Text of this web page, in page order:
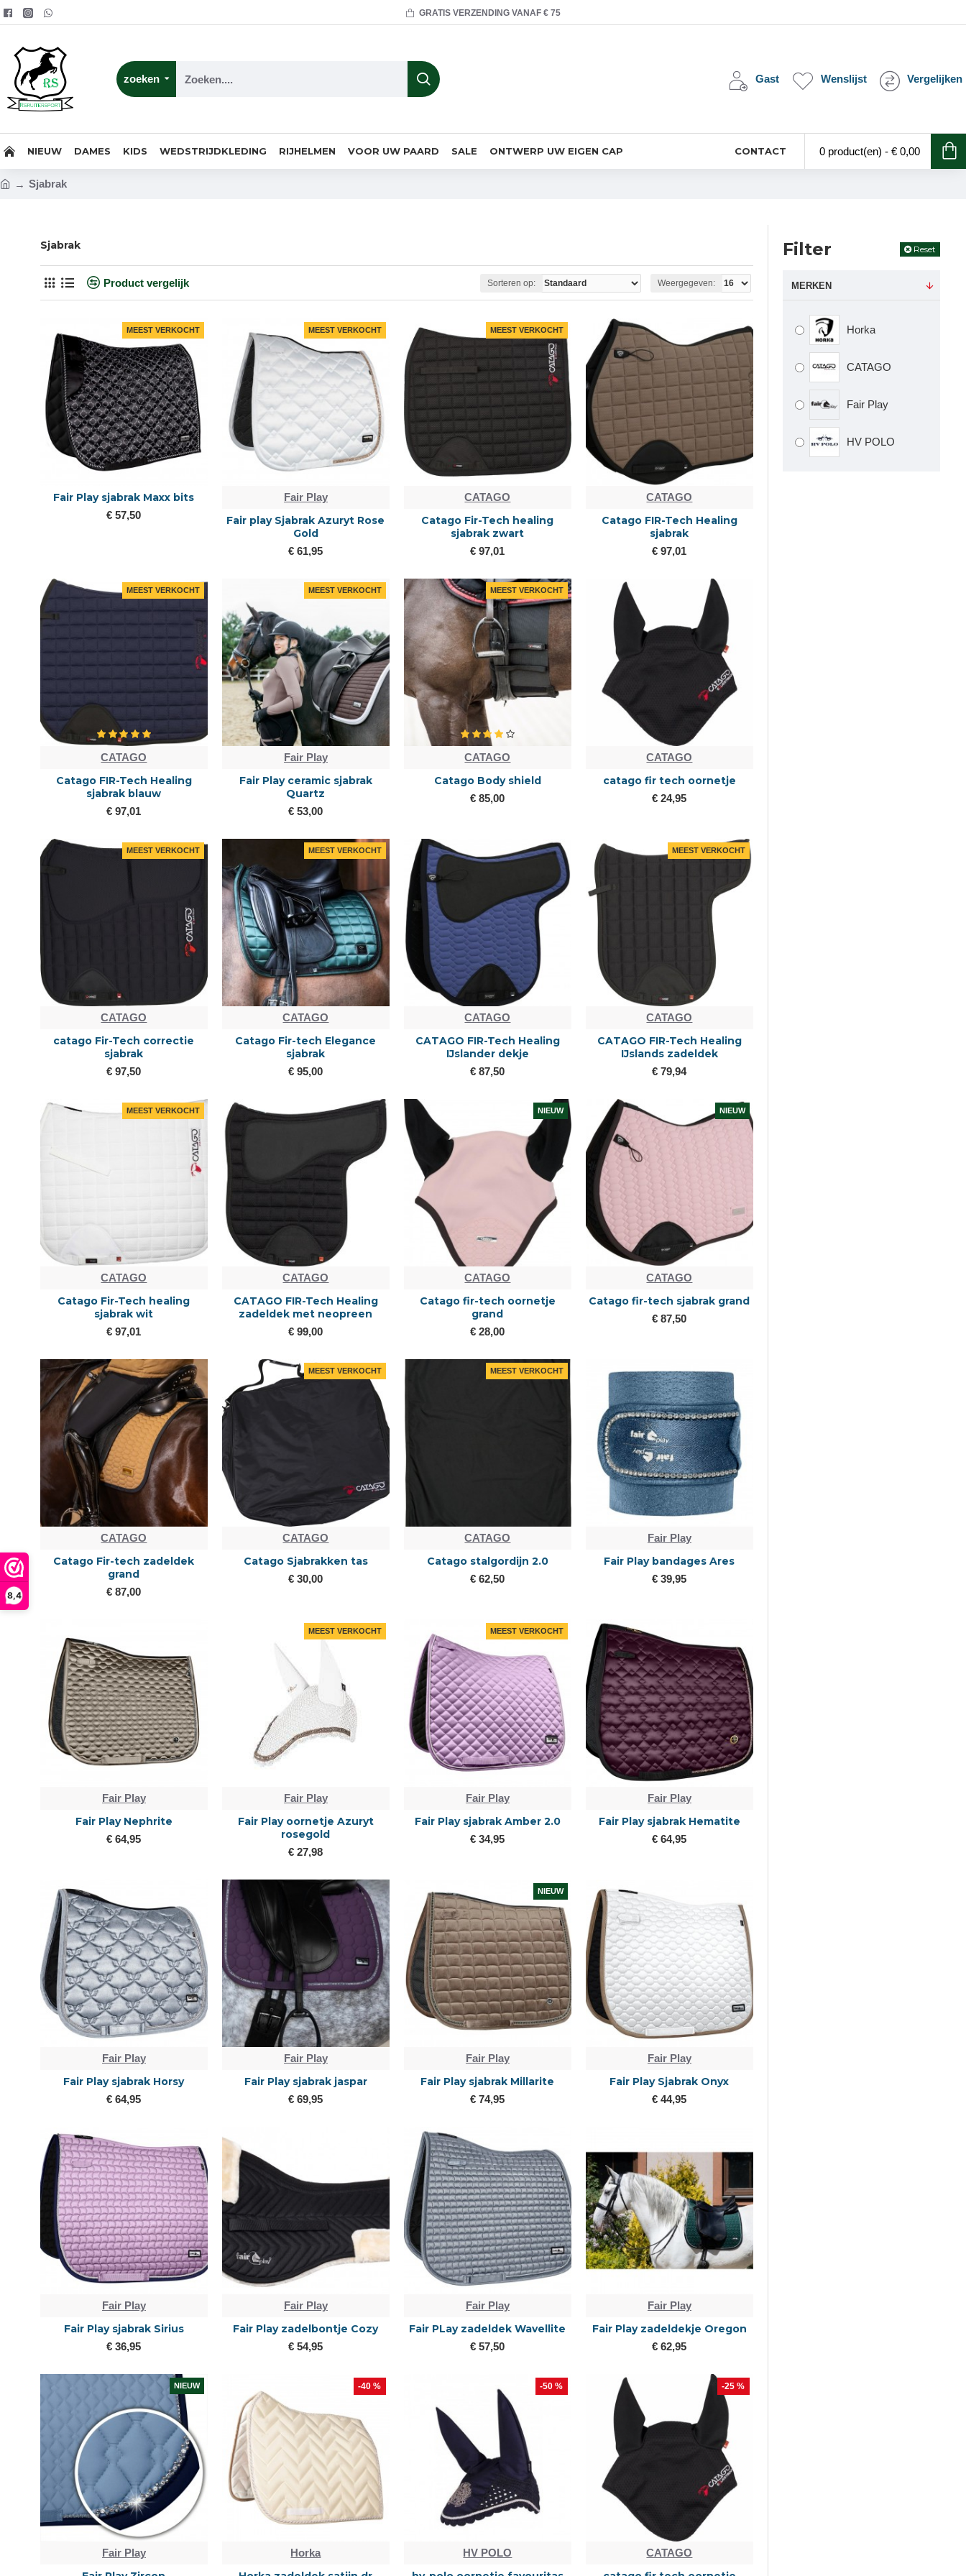
8,4
GRATIS VERZENDING VANAF € 75
zoeken Gast Wenslijst Vergelijken
NIEUW DAMES KIDS WEDSTRIJDKLEDING RIJHELMEN VOOR UW PAARD SALE ONTWERP UW EIGEN CAP CONTACT 0 product(en) - € 0,00
Sjabrak
Sjabrak
Product vergelijk Sorteren op: Weergegeven:
MEEST VERKOCHT
Fair Play sjabrak Maxx bits
€ 57,50
MEEST VERKOCHT
Fair Play
Fair play Sjabrak Azuryt Rose
Gold
€ 61,95
MEEST VERKOCHT
CATAGO
Catago Fir-Tech healing
sjabrak zwart
€ 97,01
CATAGO
Catago FIR-Tech Healing
sjabrak
€ 97,01
MEEST VERKOCHT
CATAGO
Catago FIR-Tech Healing
sjabrak blauw
€ 97,01
MEEST VERKOCHT
Fair Play
Fair Play ceramic sjabrak
Quartz
€ 53,00
MEEST VERKOCHT
CATAGO
Catago Body shield
€ 85,00
CATAGO
catago fir tech oornetje
€ 24,95
MEEST VERKOCHT
CATAGO
catago Fir-Tech correctie
sjabrak
€ 97,50
MEEST VERKOCHT
CATAGO
Catago Fir-tech Elegance
sjabrak
€ 95,00
CATAGO
CATAGO FIR-Tech Healing
IJslander dekje
€ 87,50
MEEST VERKOCHT
CATAGO
CATAGO FIR-Tech Healing
IJslands zadeldek
€ 79,94
MEEST VERKOCHT
CATAGO
Catago Fir-Tech healing
sjabrak wit
€ 97,01
CATAGO
CATAGO FIR-Tech Healing
zadeldek met neopreen
€ 99,00
NIEUW
CATAGO
Catago fir-tech oornetje
grand
€ 28,00
NIEUW
CATAGO
Catago fir-tech sjabrak grand
€ 87,50
CATAGO
Catago Fir-tech zadeldek
grand
€ 87,00
MEEST VERKOCHT
CATAGO
Catago Sjabrakken tas
€ 30,00
MEEST VERKOCHT
CATAGO
Catago stalgordijn 2.0
€ 62,50
Fair Play
Fair Play bandages Ares
€ 39,95
Fair Play
Fair Play Nephrite
€ 64,95
MEEST VERKOCHT
Fair Play
Fair Play oornetje Azuryt
rosegold
€ 27,98
MEEST VERKOCHT
Fair Play
Fair Play sjabrak Amber 2.0
€ 34,95
Fair Play
Fair Play sjabrak Hematite
€ 64,95
Fair Play
Fair Play sjabrak Horsy
€ 64,95
Fair Play
Fair Play sjabrak jaspar
€ 69,95
NIEUW
Fair Play
Fair Play sjabrak Millarite
€ 74,95
Fair Play
Fair Play Sjabrak Onyx
€ 44,95
Fair Play
Fair Play sjabrak Sirius
€ 36,95
Fair Play
Fair Play zadelbontje Cozy
€ 54,95
Fair Play
Fair PLay zadeldek Wavellite
€ 57,50
Fair Play
Fair Play zadeldekje Oregon
€ 62,95
NIEUW
Fair Play
-40 %
Horka
-50 %
HV POLO
-25 %
CATAGO
Filter Reset
MERKEN
Horka
CATAGO
Fair Play
HV POLO